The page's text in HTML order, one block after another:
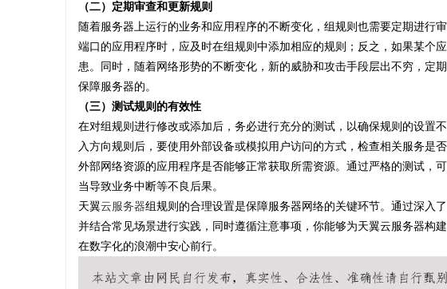
（二）定期审查和更新规则
随着服务器上运行的业务和应用程序的不断变化，组规则也需要定期进行
端口的应用程序时，应及时在组规则中添加相应的规则；反之，如果某个
患。同时，随着网络形势的不断变化，新的威胁和攻击手段层出不穷，定
保障服务器的。
（三）测试规则的有效性
在对组规则进行修改或添加后，务必进行充分的测试，以确保规则的设置
入方向规则后，要使用外部设备或模拟用户访问的方式，检查相关服务是
外部网络资源的应用程序是否能够正常获取所需资源。通过严格的测试，
当导致业务中断等不良后果。
天翼云服务器组规则的合理设置是保障服务器网络的关键环节。通过深入
并结合常见场景进行实践，同时遵循注意事项，你能够为天翼云服务器构
在数字化的浪潮中安心前行。